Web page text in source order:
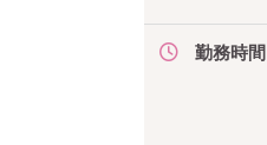
勤務時間